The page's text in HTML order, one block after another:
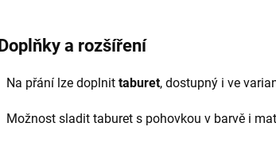
Doplňky a rozšíření
Na přání lze doplnit taburet, dostupný i ve
Možnost sladit taburet s pohovkou v barvě i